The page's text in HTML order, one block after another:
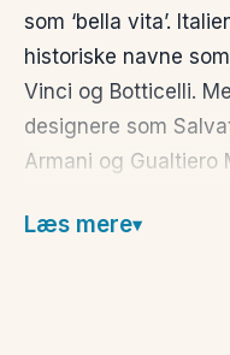
som ‘bella vita’.
historiske navne
Vinci og Botticelli.
designere som
Armani og Gualtiero
kunne opleve som
Læs mere